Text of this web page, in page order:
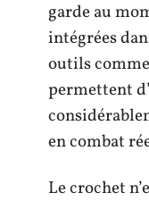
garde au
intégrées
outils
permettent
en combat
Le crochet